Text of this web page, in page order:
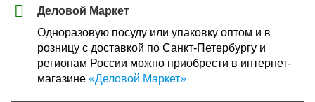
Деловой Маркет
Одноразовую посуду или упаковку оптом и в
розницу с доставкой по Санкт-Петербургу и
регионам России можно приобрести в интернет-
магазине «Деловой Маркет»